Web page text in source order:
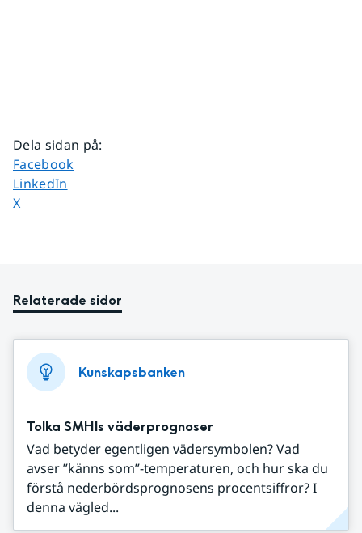
Dela sidan på:
Dela sidan på
Facebook
Dela sidan på
LinkedIn
Dela sidan på
X
Relaterade sidor
Kunskapsbanken
Tolka SMHIs väderprognoser
Vad betyder egentligen vädersymbolen? Vad
avser ”känns som”-temperaturen, och hur ska du
förstå nederbördsprognosens procentsiffror? I
denna vägled...